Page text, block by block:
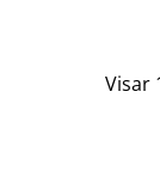
Visar